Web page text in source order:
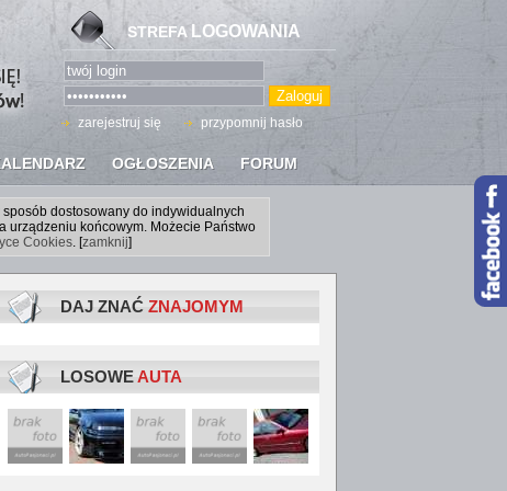
OGŁOSZENIA FORUM
STREFA LOGOWANIA
zarejestruj się przypomnij hasło
dostosowany do indywidualnych
urządzeniu końcowym. Możecie Państwo
Cookies. [zamknij]
DAJ ZNAĆ ZNAJOMYM
LOSOWEAUTA